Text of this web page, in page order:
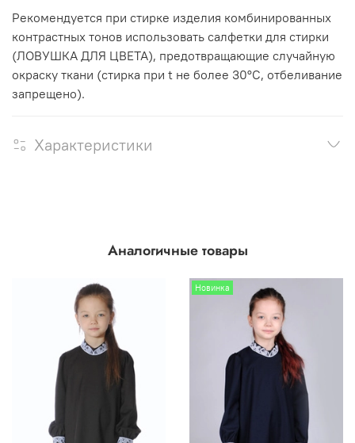
Рекомендуется при стирке изделия комбинированных
контрастных тонов использовать салфетки для стирки
(ЛОВУШКА ДЛЯ ЦВЕТА), предотвращающие случайную
окраску ткани (стирка при t не более 30°C, отбеливание
запрещено).
Характеристики
Аналогичные товары
Новинка